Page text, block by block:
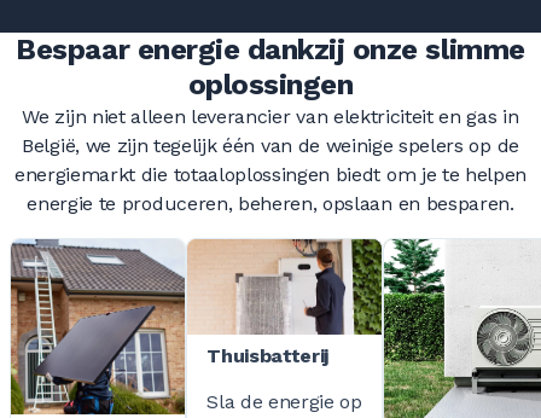
Bespaar energie dankzij onze slimme
oplossingen
We zijn niet alleen leverancier van elektriciteit en gas in
België, we zijn tegelijk één van de weinige spelers op de
energiemarkt die totaaloplossingen biedt om je te helpen
energie te produceren, beheren, opslaan en besparen.
Thuisbatterij
Sla de energie op